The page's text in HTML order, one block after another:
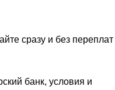
сразу и без переплат
банк, условия и